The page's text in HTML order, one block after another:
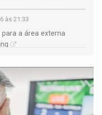
às 21:33
a área externa